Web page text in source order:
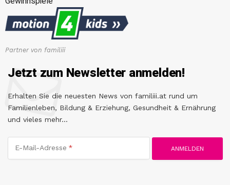
Partner von familiii
Jetzt zum Newsletter anmelden!
Erhalten Sie die neuesten News von familiii.at rund um
Familienleben, Bildung & Erziehung, Gesundheit & Ernährung
und vieles mehr...
E-Mail-Adresse